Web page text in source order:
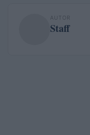
AUTOR
Staff